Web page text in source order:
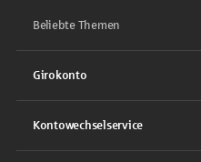
Beliebte Themen
Girokonto
Kontowechselservice